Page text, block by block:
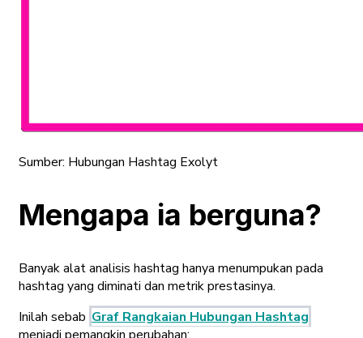
Sumber: Hubungan Hashtag Exolyt
Mengapa ia berguna?
Banyak alat analisis hashtag hanya menumpukan pada
hashtag yang diminati dan metrik prestasinya.
Inilah sebab Graf Rangkaian Hubungan Hashtag